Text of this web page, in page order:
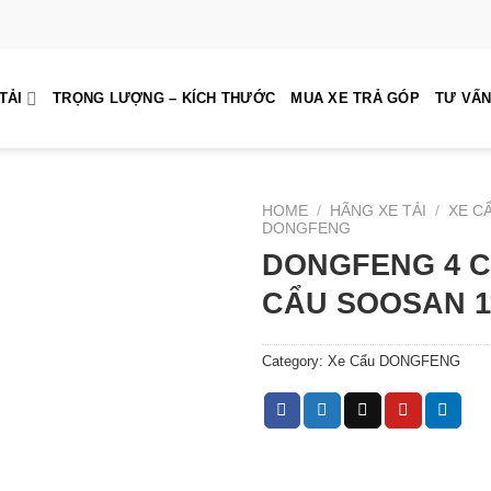
TRỌNG LƯỢNG – KÍCH THƯỚC MUA XE TRẢ GÓP TƯ
HOME / HÃNG XE TẢI / XE
DONGFENG
DONGFENG 4
CẨU SOOSAN
Category: Xe Cẩu DONGFENG